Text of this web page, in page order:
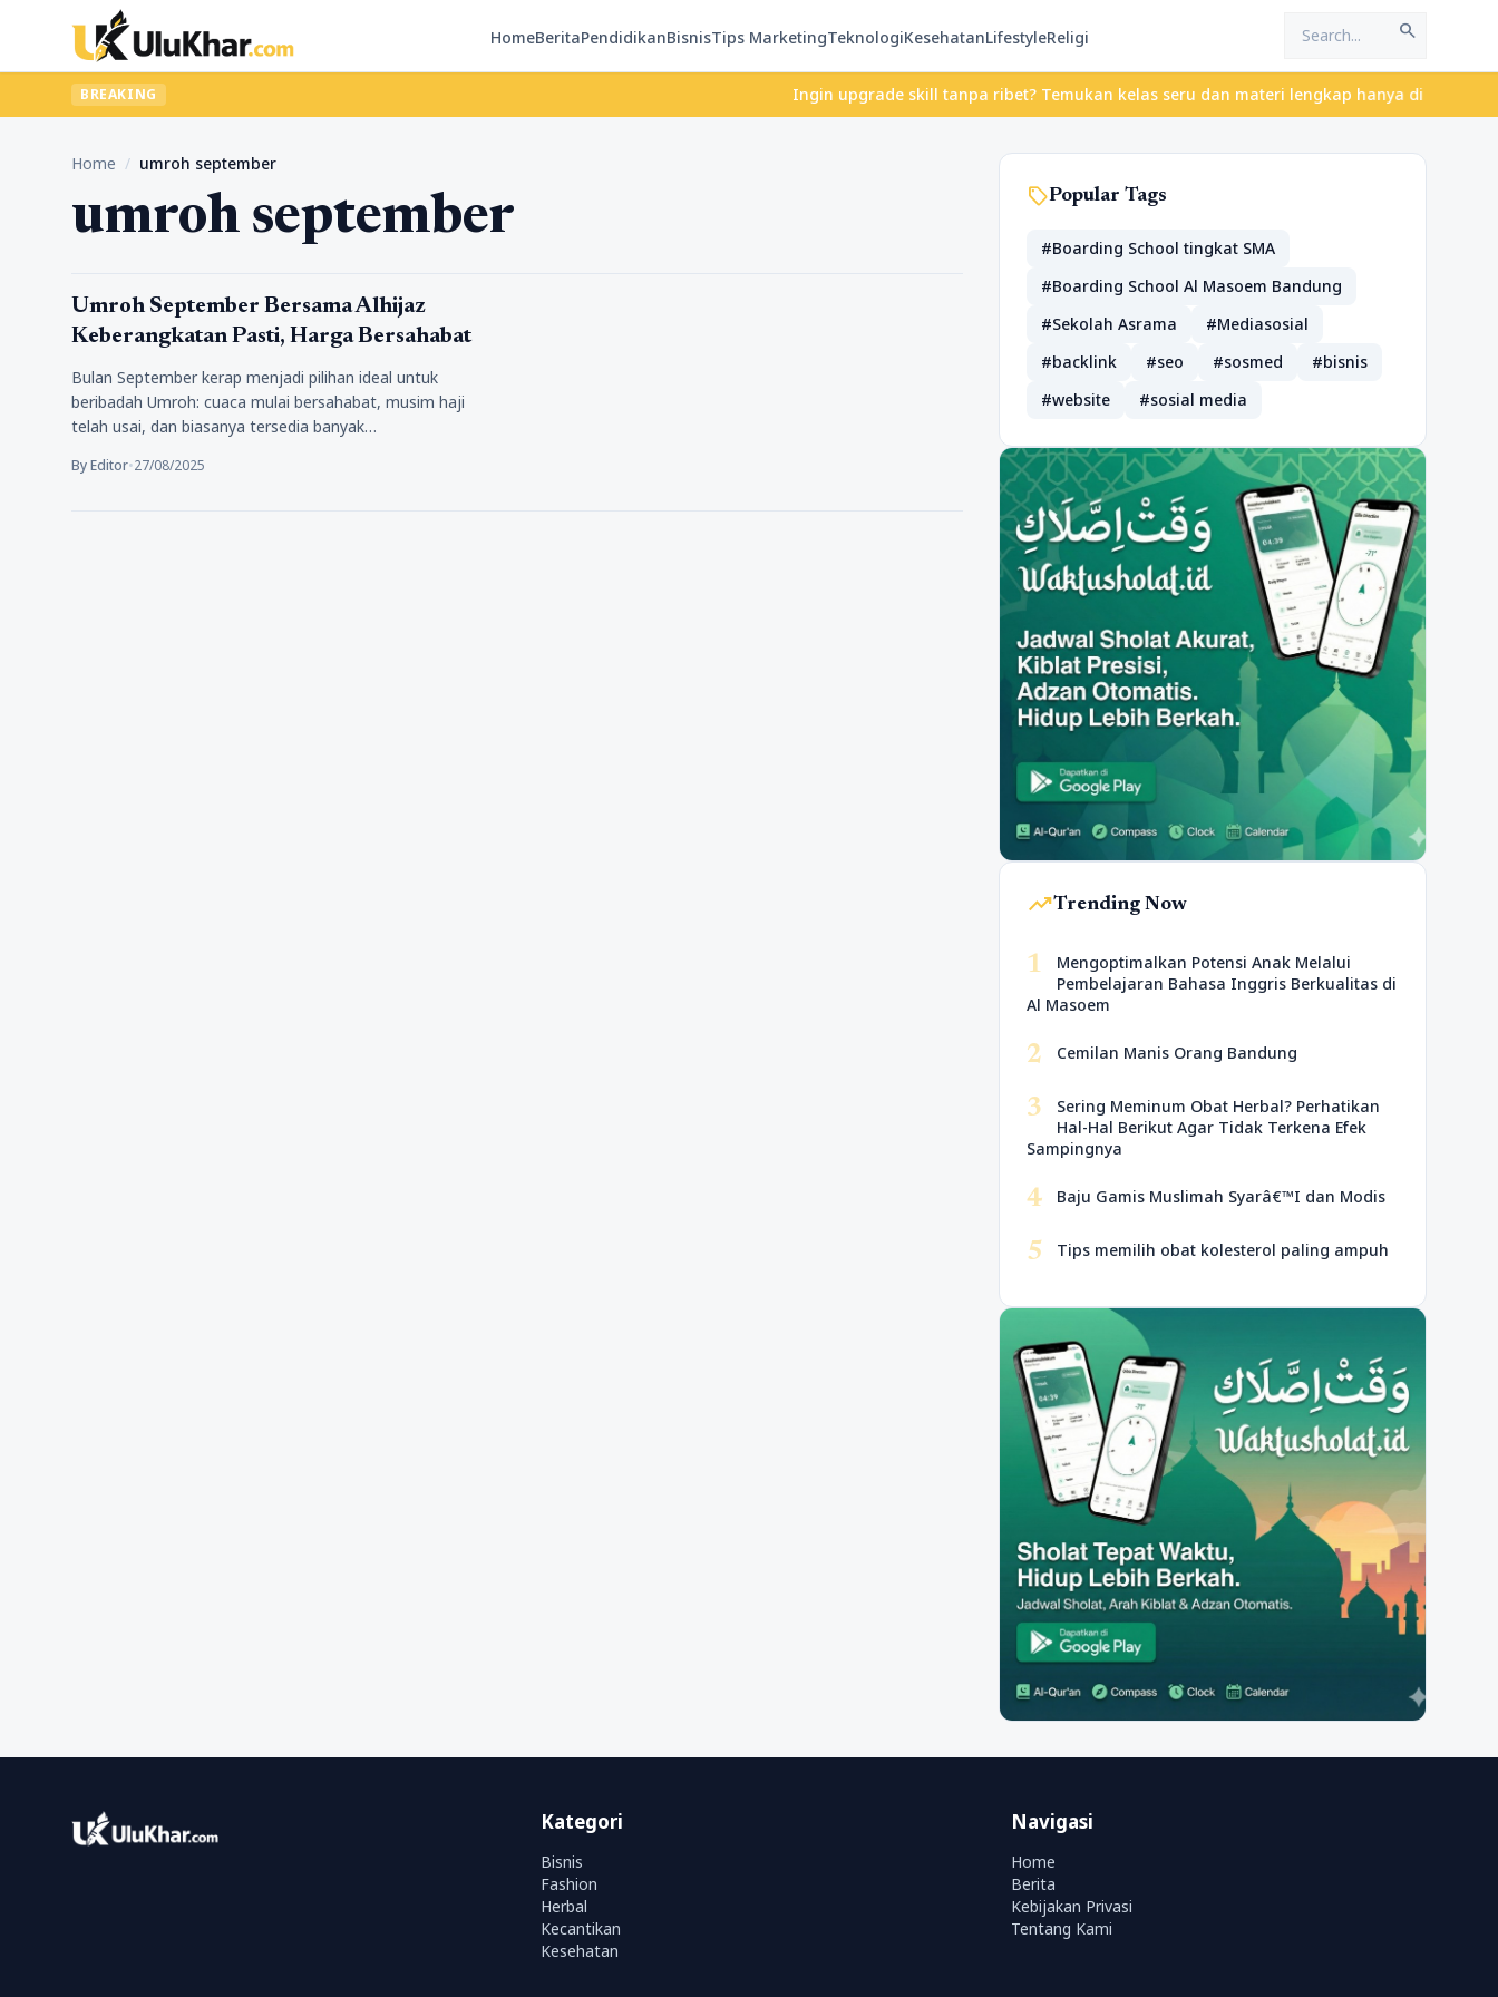
HomeBeritaPendidikanBisnisTips MarketingTeknologiKesehatanLifestyleReligi search
BREAKING Ingin upgrade skill tanpa ribet? Temukan kelas seru dan materi lengkap hanya di
Home / umroh september
umroh september
Religi
Umroh September Bersama Alhijaz
Keberangkatan Pasti, Harga Bersahabat
Bulan September kerap menjadi pilihan ideal untuk
beribadah Umroh: cuaca mulai bersahabat, musim haji
telah usai, dan biasanya tersedia banyak…
By Editor•27/08/2025
sellPopular Tags
#Boarding School tingkat SMA
#Boarding School Al Masoem Bandung
#Sekolah Asrama
#Mediasosial
#backlink
#seo #sosmed
#bisnis
#website
#sosial media
trending_upTrending Now
1
Mengoptimalkan Potensi Anak Melalui
Pembelajaran Bahasa Inggris Berkualitas di
Al Masoem
2 Cemilan Manis Orang Bandung
3
Sering Meminum Obat Herbal? Perhatikan
Hal-Hal Berikut Agar Tidak Terkena Efek
Sampingnya
4 Baju Gamis Muslimah Syarâ€™I dan Modis
5 Tips memilih obat kolesterol paling ampuh
Kategori
Bisnis
Fashion
Herbal
Kecantikan
Kesehatan
Navigasi
Home
Berita
Kebijakan Privasi
Tentang Kami